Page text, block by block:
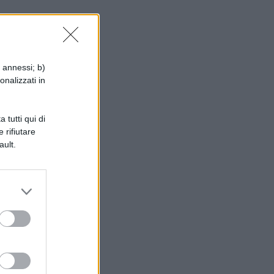
b)
in
tutti qui di
rifiutare